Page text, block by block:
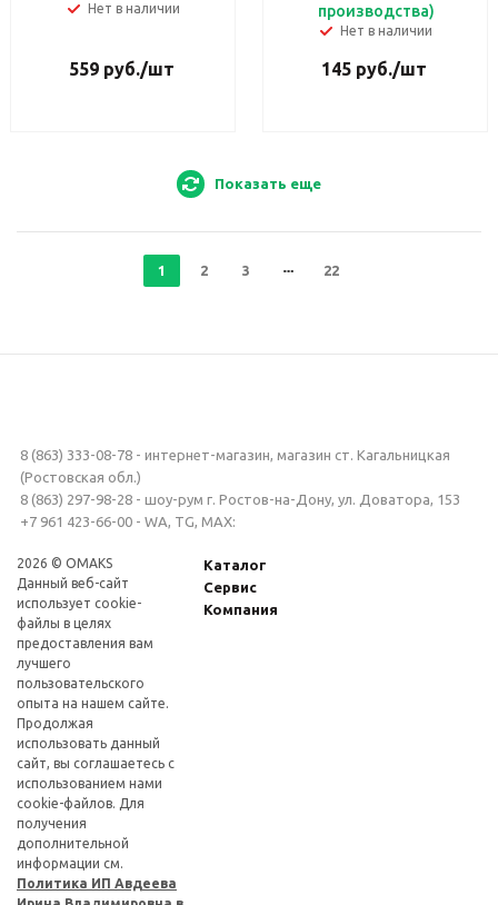
Нет в наличии
559руб./шт
производства)
Нет в наличии
145руб./шт
Показать еще
1 2 3 22
8 (863) 333-08-78 - интернет-магазин, магазин ст. Кагальницкая
(Ростовская обл.)
8 (863) 297-98-28 - шоу-рум г. Ростов-на-Дону, ул. Доватора, 153
+7 961 423-66-00 - WA, TG, MAX:
2026 © OMAKS
Данный веб-сайт
использует cookie-
файлы в целях
предоставления вам
лучшего
пользовательского
опыта на нашем сайте.
Продолжая
использовать данный
сайт, вы соглашаетесь с
использованием нами
cookie-файлов. Для
получения
дополнительной
информации см.
Политика ИП Авдеева
Каталог
Сервис
Компания